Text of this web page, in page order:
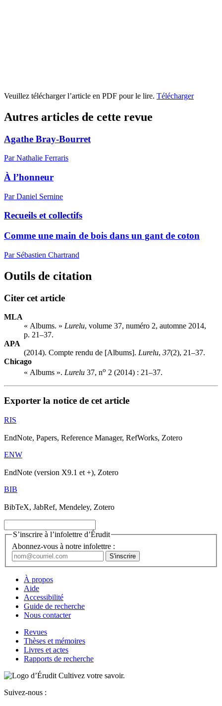
Veuillez télécharger l’article en PDF pour le lire. Télécharger
Autres articles de cette revue
Agathe Bray-Bourret
Par Nathalie Ferraris
À l’honneur
Par Daniel Sernine
Recueils et collectifs
Comme une main de bois dans un gant de coton
Par Sébastien Chartrand
Outils de citation
Citer cet article
MLA
« Albums. » Lurelu, volume 37, numéro 2, automne 2014,
p. 21–37.
APA
(2014). Compte rendu de [Albums]. Lurelu, 37(2), 21–37.
Chicago
« Albums ». Lurelu 37, no 2 (2014) : 21–37.
Exporter la notice de cet article
RIS
EndNote, Papers, Reference Manager, RefWorks, Zotero
ENW
EndNote (version X9.1 et +), Zotero
BIB
BibTeX, JabRef, Mendeley, Zotero
S’inscrire à l’infolettre d’Érudit
Abonnez-vous à notre infolettre :
À propos
Aide
Accessibilité
Guide de recherche
Nous contacter
Revues
Thèses et mémoires
Livres et actes
Rapports de recherche
Cultivez votre savoir.
Suivez-nous :